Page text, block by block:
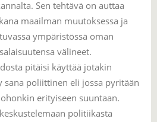
Sen tehtävä on auttaa
maailman muutoksessa ja
ympäristössä oman
välineet.
pitäisi käyttää jotakin
sana poliittinen eli jossa pyritään
erityiseen suuntaan.
politiikasta